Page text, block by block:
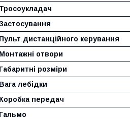
дистанційного керування
отвори
розміри
лебідки
передач